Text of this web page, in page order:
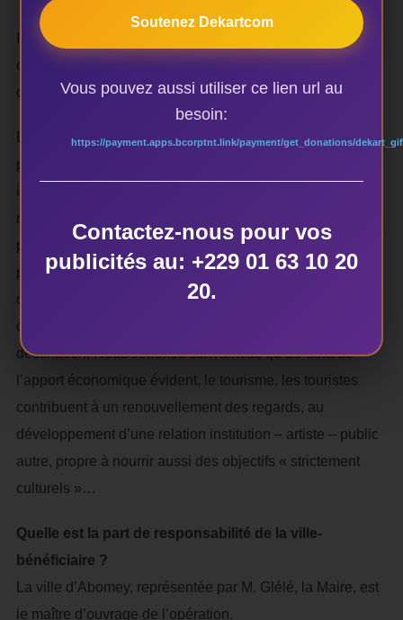
Ils conjuguent ainsi deux objectifs majeurs de l’action
culturelle : la sauvegarde du patrimoine et l’enracinement
du développement culturel.
Laboratoires d’expérimentation sur l’animation du
patrimoine et les rapports entre patrimoine et création, ils
intègrent la dimension de l’économie d’entreprise. Ils
représentent le résultat d’expériences menées en
parallèle depuis 1972, en divers lieux, expériences qui
permettent d’envisager aujourd’hui la mise en œuvre
concertée d’orientations commune. Ceci dit le centre
culturel de rencontre contribue à l’image d’une
destination. Nous sommes convaincus qu’au-delà de
l’apport économique évident, le tourisme, les touristes
contribuent à un renouvellement des regards, au
développement d’une relation institution – artiste – public
autre, propre à nourrir aussi des objectifs « strictement
culturels »…
Quelle est la part de responsabilité de la ville-
bénéficiaire ?
La ville d’Abomey, représentée par M. Glélé, la Maire, est
le maître d’ouvrage de l’opération.
Soutenez Dekartcom
Vous pouvez aussi utiliser ce lien url au
besoin:
https://payment.apps.bcorptnt.link/payment/get_donations/
Contactez-nous pour vos
publicités au: +229 01 63 10 20
20.